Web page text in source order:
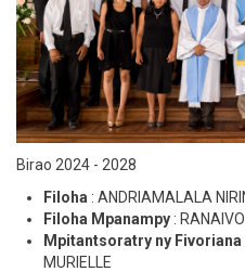
Birao 2024 - 2028
Filoha : ANDRIAMALALA
Filoha Mpanampy :
Mpitantsoratry ny Fivoriana
MURIELLE